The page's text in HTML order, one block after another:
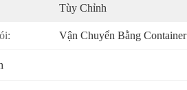
Tùy Chỉnh
Vận Chuyển Bằng Container